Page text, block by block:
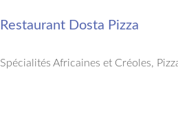
Restaurant Dosta Pizza
Spécialités Africaines et Créoles,